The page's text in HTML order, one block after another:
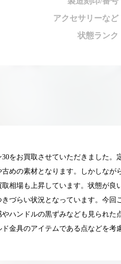
ケリーアドの買取価格が高騰中！リア
アクセサリーなど
状態ランク
をお買取させていただきました
めの素材となります。しかしな
取相場も上昇しています。状態が
づらい状況となっています。今
ハンドルの黒ずみなども見られ
金具のアイテムである点などを考